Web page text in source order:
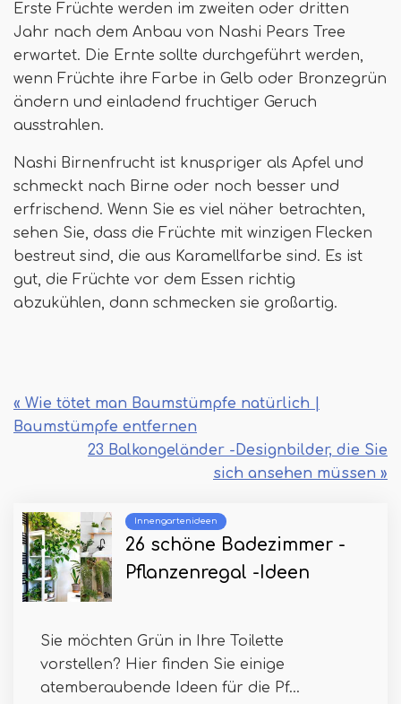
Erste Früchte werden im zweiten oder dritten
Jahr nach dem Anbau von Nashi Pears Tree
erwartet. Die Ernte sollte durchgeführt werden,
wenn Früchte ihre Farbe in Gelb oder Bronzegrün
ändern und einladend fruchtiger Geruch
ausstrahlen.
Nashi Birnenfrucht ist knuspriger als Apfel und
schmeckt nach Birne oder noch besser und
erfrischend. Wenn Sie es viel näher betrachten,
sehen Sie, dass die Früchte mit winzigen Flecken
bestreut sind, die aus Karamellfarbe sind. Es ist
gut, die Früchte vor dem Essen richtig
abzukühlen, dann schmecken sie großartig.
« Wie tötet man Baumstümpfe natürlich |
Baumstümpfe entfernen
23 Balkongeländer -Designbilder, die Sie
sich ansehen müssen »
Innengartenideen
26 schöne Badezimmer -
Pflanzenregal -Ideen
Sie möchten Grün in Ihre Toilette
vorstellen? Hier finden Sie einige
atemberaubende Ideen für die Pf...